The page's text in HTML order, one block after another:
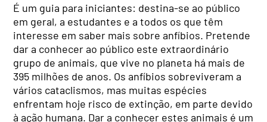
É um guia para iniciantes: destina-se ao público
em geral, a estudantes e a todos os que têm
interesse em saber mais sobre anfíbios. Pretende
dar a conhecer ao público este extraordinário
grupo de animais, que vive no planeta há mais de
395 milhões de anos. Os anfíbios sobreviveram a
vários cataclismos, mas muitas espécies
enfrentam hoje risco de extinção, em parte devido
à ação humana. Dar a conhecer estes animais é um